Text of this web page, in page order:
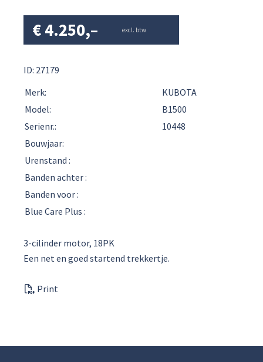
€4.250,– excl. btw
ID: 27179
Merk:
KUBOTA
Model:
B1500
Serienr.:
10448
Bouwjaar:
Urenstand :
Banden achter :
Banden voor :
Blue Care Plus :
3-cilinder motor, 18PK
Een net en goed startend trekkertje.
Print